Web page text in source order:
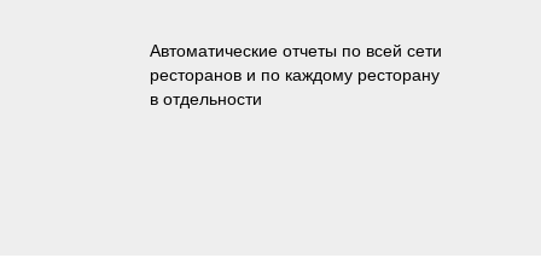
Автоматические отчеты по всей сети
ресторанов и по каждому ресторану
в отдельности